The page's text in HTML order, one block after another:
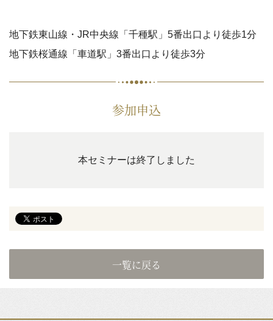
地下鉄東山線・JR中央線「千種駅」5番出口より徒歩1分
地下鉄桜通線「車道駅」3番出口より徒歩3分
参加申込
本セミナーは終了しました
一覧に戻る